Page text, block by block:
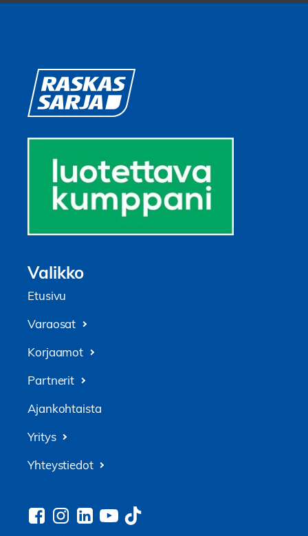
Valikko
Etusivu
Varaosat
Korjaamot
Partnerit
Ajankohtaista
Yritys
Yhteystiedot